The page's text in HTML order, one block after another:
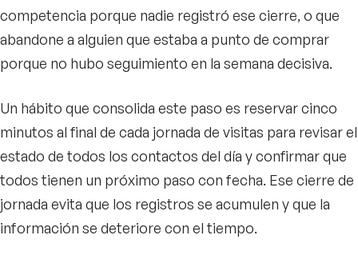
competencia porque nadie registró ese cierre, o que
abandone a alguien que estaba a punto de comprar
porque no hubo seguimiento en la semana decisiva.
Un hábito que consolida este paso es reservar cinco
minutos al final de cada jornada de visitas para revisar el
estado de todos los contactos del día y confirmar que
todos tienen un próximo paso con fecha. Ese cierre de
jornada evita que los registros se acumulen y que la
información se deteriore con el tiempo.